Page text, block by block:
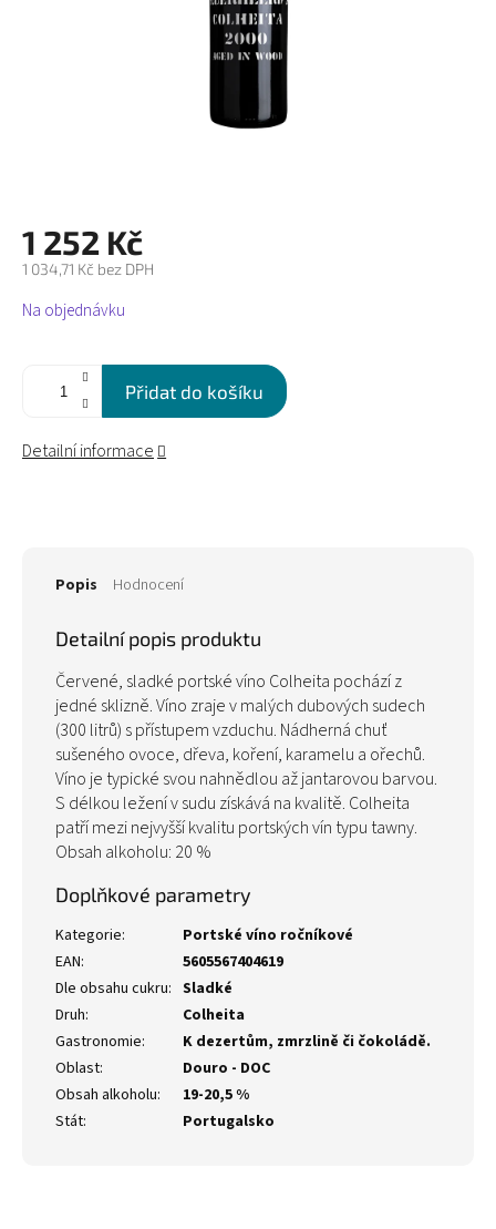
1 252 Kč
1 034,71 Kč bez DPH
Měrná
cena:
Na objednávku
Přidat do košíku
Detailní informace
Popis Hodnocení
Detailní popis produktu
Červené, sladké portské víno Colheita pochází z
jedné sklizně. Víno zraje v malých dubových sudech
(300 litrů) s přístupem vzduchu. Nádherná chuť
sušeného ovoce, dřeva, koření, karamelu a ořechů.
Víno je typické svou nahnědlou až jantarovou barvou.
S délkou ležení v sudu získává na kvalitě. Colheita
patří mezi nejvyšší kvalitu portských vín typu tawny.
Obsah alkoholu: 20 %
Doplňkové parametry
Kategorie:
Portské víno ročníkové
EAN:
5605567404619
Dle obsahu cukru: Sladké
Druh:
Colheita
Gastronomie:
K dezertům, zmrzlině či čokoládě.
Oblast:
Douro - DOC
Obsah alkoholu:
19-20,5 %
Stát: Portugalsko